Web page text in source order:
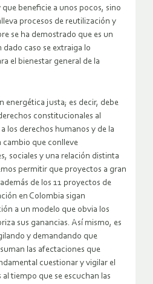
beneficie a unos pocos, sino
procesos de reutilización y
se ha demostrado que es un
caso se extraiga lo
el bienestar general de la
energética justa; es decir, debe
constitucionales al
los derechos humanos y de la
cambio que conlleve
sociales y una relación distinta
permitir que proyectos a gran
de los 11 proyectos de
en Colombia sigan
a un modelo que obvia los
sus ganancias. Así mismo, es
y demandando que
las afectaciones que
cuestionar y vigilar el
tiempo que se escuchan las